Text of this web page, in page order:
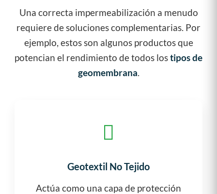
Una correcta impermeabilización a menudo
requiere de soluciones complementarias. Por
ejemplo, estos son algunos productos que
potencian el rendimiento de todos lostipos de
geomembrana.
Geotextil No Tejido
Actúa como una capa de protección